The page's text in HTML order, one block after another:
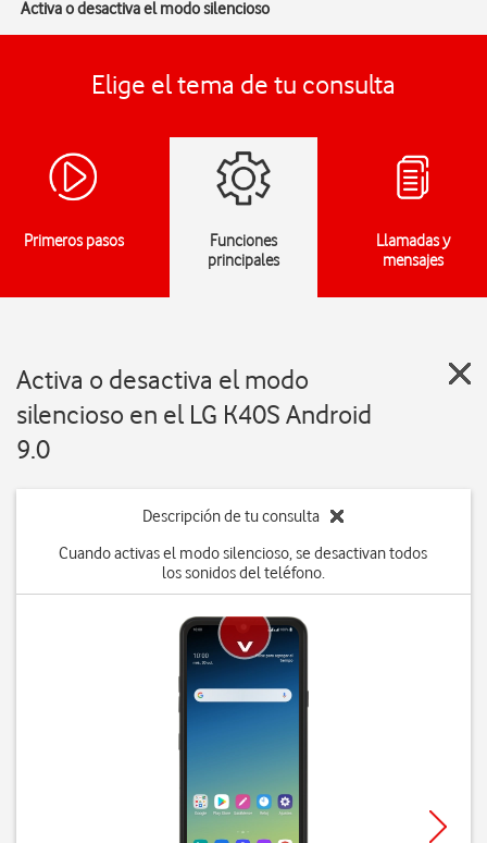
Activa o desactiva el modo silencioso
Elige el tema de tu consulta
Primeros pasos
Funciones
principales
Llamadas y
mensajes
Activa o desactiva el modo
silencioso en el LG K40S Android
9.0
Descripción de tu consulta
Cuando activas el modo silencioso, se desactivan todos
los sonidos del teléfono.